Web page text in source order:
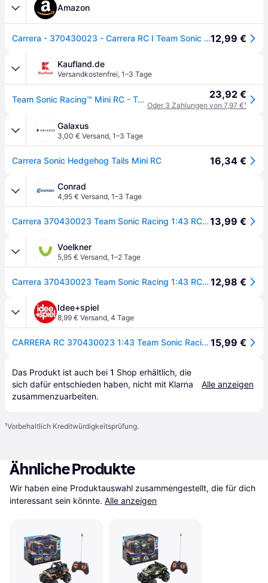
Amazon
Carrera - 370430023 - Carrera RC I Team Sonic Racing Mini RC 1:43 I Ferngesteuertes Fahrzeug I Offiziell lizenziert I Authentisches Sonic the Hedgehog Design I Detailgetreue Darstellung12,99 €
Kaufland.de
Versandkostenfrei, 1–3 Tage
Team Sonic Racing™ Mini RC - Tails 1:43, CARRERA RC Car I 23,92 €
Oder 3 Zahlungen von 7,97 €¹
Galaxus
3,00 € Versand, 1–3 Tage
Carrera Sonic Hedgehog Tails Mini RC 16,34 €
Conrad
4,95 € Versand, 1–3 Tage
Carrera 370430023 Team Sonic Racing 1:43 RC Einsteiger Modellauto Elektro Straßenmodell13,99 €
Voelkner
5,95 € Versand, 1–2 Tage
Carrera 370430023 Team Sonic Racing 1:43 RC Einsteiger Modellauto Elektro Straßenmodell12,98 €
Idee+spiel
8,99 € Versand, 4 Tage
CARRERA RC 370430023 1:43 Team Sonic Racing™ Mini RC - Tails 15,99 €
Das Produkt ist auch bei 1 Shop erhältlich, die
sich dafür entschieden haben, nicht mit Klarna
zusammenzuarbeiten.
Alle anzeigen
¹Vorbehaltlich Kreditwürdigkeitsprüfung.
Ähnliche Produkte
Wir haben eine Produktauswahl zusammengestellt, die für dich
interessant sein könnte. Alle anzeigen